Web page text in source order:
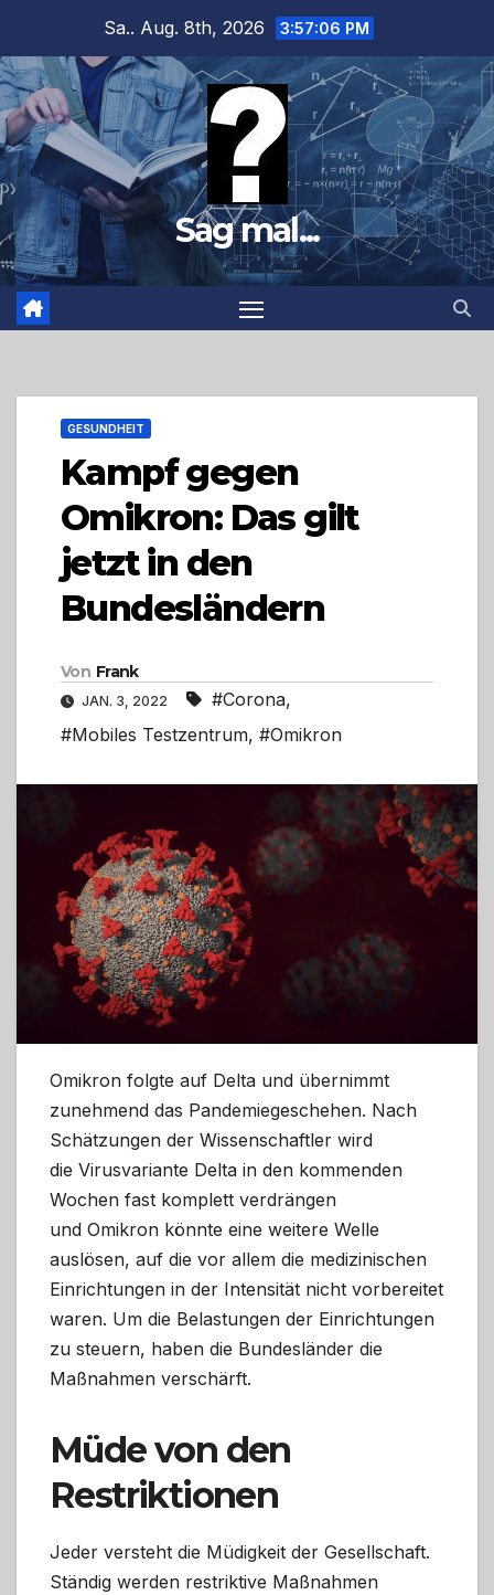
springen
Sa.. Aug. 8th, 2026 3:57:07 PM
Sag mal...
GESUNDHEIT
Kampf gegen
Omikron: Das gilt
jetzt in den
Bundesländern
Von Frank
JAN. 3, 2022 #Corona,
#Mobiles Testzentrum, #Omikron
Omikron folgte auf Delta und übernimmt
zunehmend das Pandemiegeschehen. Nach
Schätzungen der Wissenschaftler wird
die Virusvariante Delta in den kommenden
Wochen fast komplett verdrängen
und Omikron könnte eine weitere Welle
auslösen, auf die vor allem die medizinischen
Einrichtungen in der Intensität nicht vorbereitet
waren. Um die Belastungen der Einrichtungen
zu steuern, haben die Bundesländer die
Maßnahmen verschärft.
Müde von den
Restriktionen
Jeder versteht die Müdigkeit der Gesellschaft.
Ständig werden restriktive Maßnahmen